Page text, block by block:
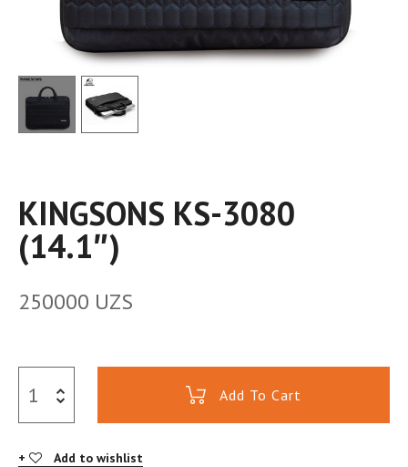
KINGSONS KS-3080
(14.1″)
250000 UZS
Add To Cart
Add to wishlist